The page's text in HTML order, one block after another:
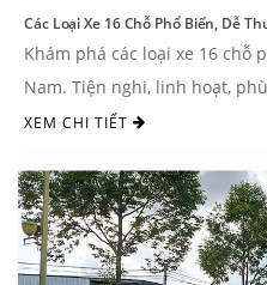
Các Loại Xe 16 Chỗ Phổ Biến, Dễ
Khám phá các loại xe 16 chỗ
Nam. Tiện nghi, linh hoạt,
Nguyễn Duy Travel
XEM CHI TIẾT